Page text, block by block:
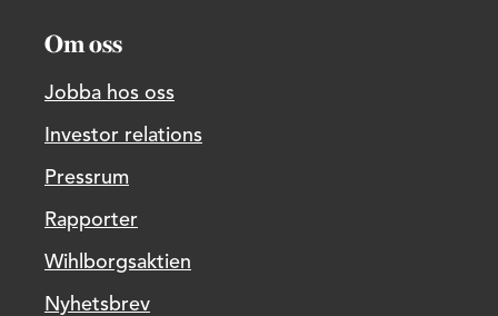
Om oss
Jobba hos oss
Investor relations
Pressrum
Rapporter
Wihlborgsaktien
Nyhetsbrev